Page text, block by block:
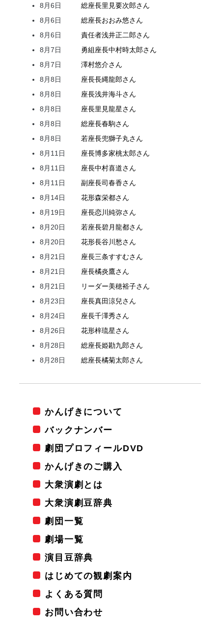
8月6日
総座長里見要次郎さん
8月6日
総座長おおみ悠さん
8月6日
責任者浅井正二郎さん
8月7日
勇組座長中村時太郎さん
8月7日
澤村悠介さん
8月8日
座長長縄龍郎さん
8月8日
座長浅井海斗さん
8月8日
座長里見龍星さん
8月8日
総座長春駒さん
8月8日
若座長兜獅子丸さん
8月11日
座長博多家桃太郎さん
8月11日
座長中村喜道さん
8月11日
副座長司春香さん
8月14日
花形森栄都さん
8月19日
座長恋川純弥さん
8月20日
若座長碧月龍都さん
8月20日
花形長谷川愁さん
8月21日
座長三条すすむさん
8月21日
座長橘炎鷹さん
8月21日
リーダー美穂裕子さん
8月23日
座長真田涼兒さん
8月24日
座長千澤秀さん
8月26日
花形梓琉星さん
8月28日
総座長姫勘九郎さん
8月28日
総座長橘菊太郎さん
かんげきについて
バックナンバー
劇団プロフィールDVD
かんげきのご購入
大衆演劇とは
大衆演劇豆辞典
劇団一覧
劇場一覧
演目豆辞典
はじめての観劇案内
よくある質問
お問い合わせ